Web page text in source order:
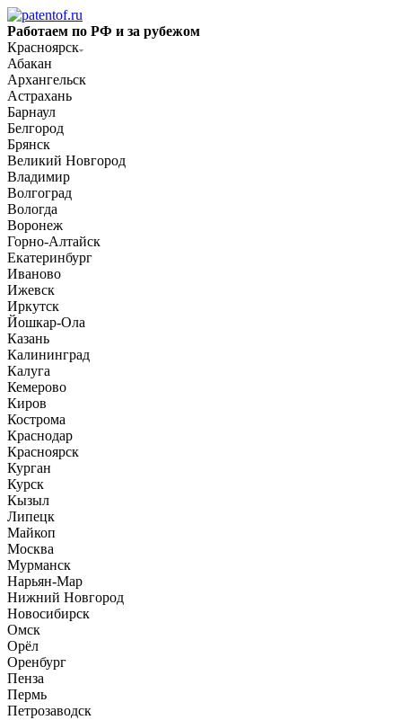
Работаем по РФ и за рубежом
Красноярск
Абакан
Архангельск
Астрахань
Барнаул
Белгород
Брянск
Великий Новгород
Владимир
Волгоград
Вологда
Воронеж
Горно-Алтайск
Екатеринбург
Иваново
Ижевск
Иркутск
Йошкар-Ола
Казань
Калининград
Калуга
Кемерово
Киров
Кострома
Краснодар
Красноярск
Курган
Курск
Кызыл
Липецк
Майкоп
Москва
Мурманск
Нарьян-Мар
Нижний Новгород
Новосибирск
Омск
Орёл
Оренбург
Пенза
Пермь
Петрозаводск